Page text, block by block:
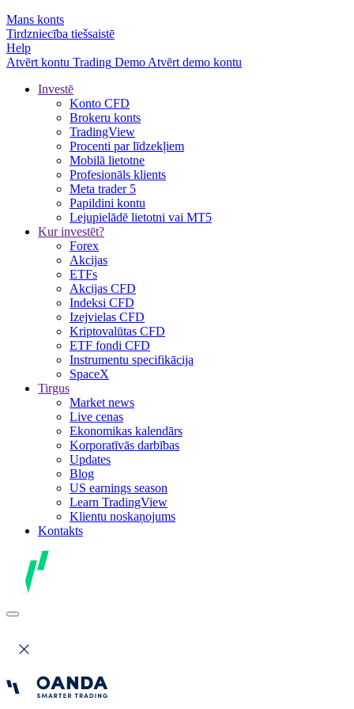
Mans konts
Tirdzniecība tiešsaistē
Help
Atvērt kontu Trading Demo Atvērt demo kontu
Investē
Konto CFD
Brokeru konts
TradingView
Procenti par līdzekļiem
Mobilā lietotne
Profesionāls klients
Meta trader 5
Papildini kontu
Lejupielādē lietotni vai MT5
Kur investēt?
Forex
Akcijas
ETFs
Akcijas CFD
Indeksi CFD
Izejvielas CFD
Kriptovalūtas CFD
ETF fondi CFD
Instrumentu specifikācija
SpaceX
Tirgus
Market news
Live cenas
Ekonomikas kalendārs
Korporatīvās darbības
Updates
Blog
US earnings season
Learn TradingView
Klientu noskaņojums
Kontakts